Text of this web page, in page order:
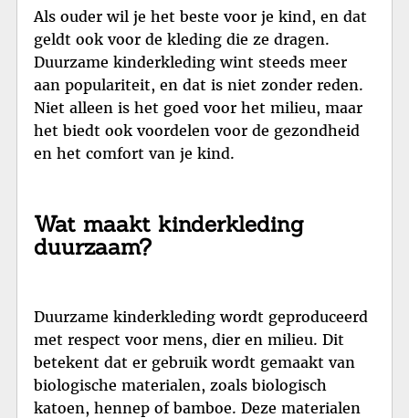
Als ouder wil je het beste voor je kind, en dat
geldt ook voor de kleding die ze dragen.
Duurzame kinderkleding wint steeds meer
aan populariteit, en dat is niet zonder reden.
Niet alleen is het goed voor het milieu, maar
het biedt ook voordelen voor de gezondheid
en het comfort van je kind.
Wat maakt kinderkleding
duurzaam?
Duurzame kinderkleding wordt geproduceerd
met respect voor mens, dier en milieu. Dit
betekent dat er gebruik wordt gemaakt van
biologische materialen, zoals biologisch
katoen, hennep of bamboe. Deze materialen